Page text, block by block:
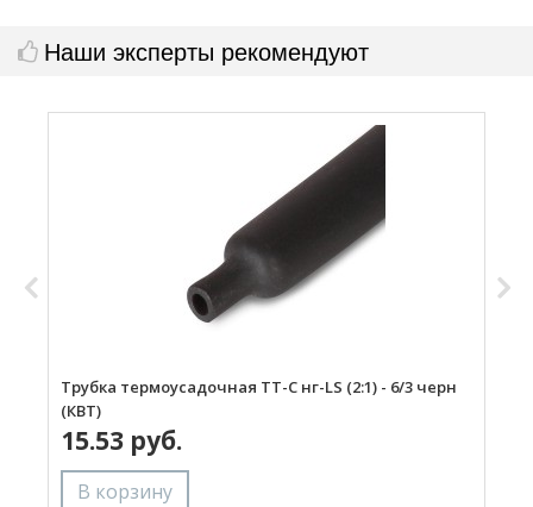
Наши эксперты рекомендуют
Трубка термоусадочная ТТ-С нг-LS (2:1) - 6/3 черн
(КВТ)
15.53 руб.